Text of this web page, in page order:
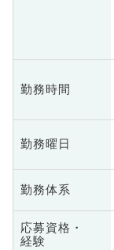
勤務時間
勤務曜日
勤務体系
応募資格・
経験